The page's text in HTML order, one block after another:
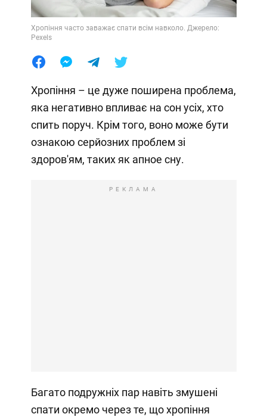
Хропіння часто заважає спати всім навколо. Джерело:
Pexels
Хропіння – це дуже поширена проблема,
яка негативно впливає на сон усіх, хто
спить поруч. Крім того, воно може бути
ознакою серйозних проблем зі
здоров'ям, таких як апное сну.
РЕКЛАМА
Багато подружніх пар навіть змушені
спати окремо через те, що хропіння